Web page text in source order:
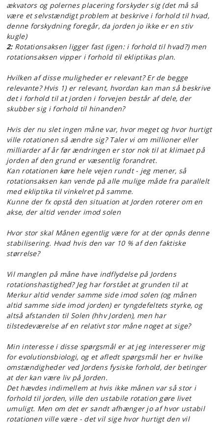
ækvators og polernes placering forskyder sig (det må så
være et selvstændigt problem at beskrive i forhold til hvad,
denne forskydning foregår, da jorden jo ikke er en stiv
kugle)
2: Rotationsaksen ligger fast (igen: i forhold til hvad?) men
rotationsaksen vipper i forhold til ekliptikas plan.
Hvilken af disse muligheder er relevant? Er de begge
relevante? Hvis 1) er relevant, hvordan kan man så beskrive
det i forhold til at jorden i forvejen består af dele, der
skubber sig i forhold til hinanden?
Hvis der nu slet ingen måne var, hvor meget og hvor hurtigt
ville rotationen så ændre sig? Taler vi om millioner eller
milliarder af år før ændringen er stor nok til at klimaet på
jorden af den grund er væsentlig forandret.
Kan rotationen køre hele vejen rundt - jeg mener, så
rotationsaksen kan vende på alle mulige måde fra parallelt
med ekliptika til vinkelret på samme.
Kunne der fx opstå den situation at Jorden roterer om en
akse, der altid vender imod solen
Hvor stor skal Månen egentlig være for at der opnås denne
stabilisering. Hvad hvis den var 10 % af den faktiske
størrelse?
Vil manglen på måne have indflydelse på Jordens
rotationshastighed? Jeg har forstået at grunden til at
Merkur altid vender samme side imod solen (og månen
altid samme side imod jorden) er tyngdefeltets styrke, og
altså afstanden til Solen (hhv Jorden), men har
tilstedeværelse af en relativt stor måne noget at sige?
Min interesse i disse spørgsmål er at jeg interesserer mig
for evolutionsbiologi, og et afledt spørgsmål her er hvilke
omstændigheder ved Jordens fysiske forhold, der betinger
at der kan være liv på Jorden.
Det hævdes indimellem at hvis ikke månen var så stor i
forhold til jorden, ville den ustabile rotation gøre livet
umuligt. Men om det er sandt afhænger jo afhvor ustabil
rotationen ville være - det vil sige hvor hurtigt den vil